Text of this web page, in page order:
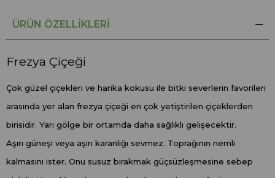
ÜRÜN ÖZELLIKLERI
Frezya Çiçeği
Çok güzel çiçekleri ve harika kokusu ile bitki severlerin favorileri
arasında yer alan frezya çiçeği en çok yetiştirilen çiçeklerden
birisidir. Yarı gölge bir ortamda daha sağlıklı gelişecektir.
Aşırı güneşi veya aşırı karanlığı sevmez. Toprağının nemli
kalmasını ister. Onu susuz bırakmak güçsüzleşmesine sebep